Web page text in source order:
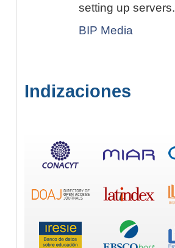
setting up servers.
BIP Media
Indizaciones